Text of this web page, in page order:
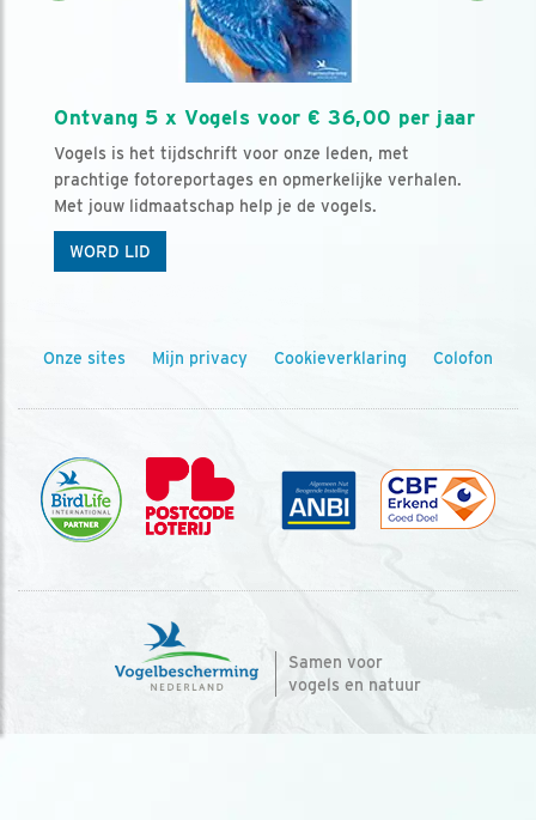
Ontvang 5 x Vogels voor € 36,00 per jaar
Vogels is het tijdschrift voor onze leden, met
prachtige fotoreportages en opmerkelijke verhalen.
Met jouw lidmaatschap help je de vogels.
WORD LID
Onze sites Mijn privacy Cookieverklaring Colofon
Samen voor
vogels en natuur